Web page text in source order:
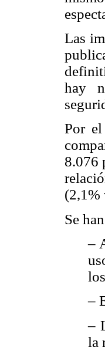
Las
hay
Por
8.076
(2,1%
Se
–
–
–
la